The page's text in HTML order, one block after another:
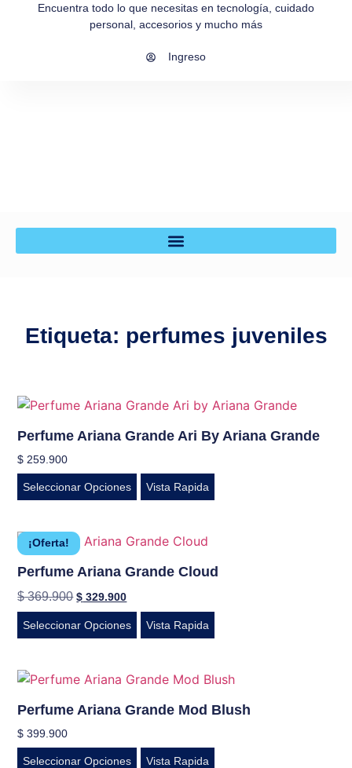
Encuentra todo lo que necesitas en tecnología, cuidado
personal, accesorios y mucho más
Ingreso
Etiqueta: perfumes juveniles
Perfume Ariana Grande Ari By Ariana Grande
$ 259.900
Seleccionar Opciones Vista Rapida
¡Oferta!
Perfume Ariana Grande Cloud
$369.900 $ 329.900
Seleccionar Opciones Vista Rapida
Perfume Ariana Grande Mod Blush
$ 399.900
Seleccionar Opciones Vista Rapida